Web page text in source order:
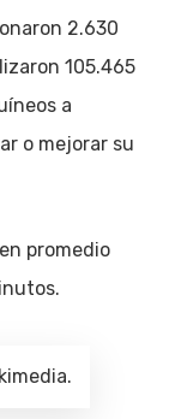
2.630
105.465
a
o mejorar su
promedio